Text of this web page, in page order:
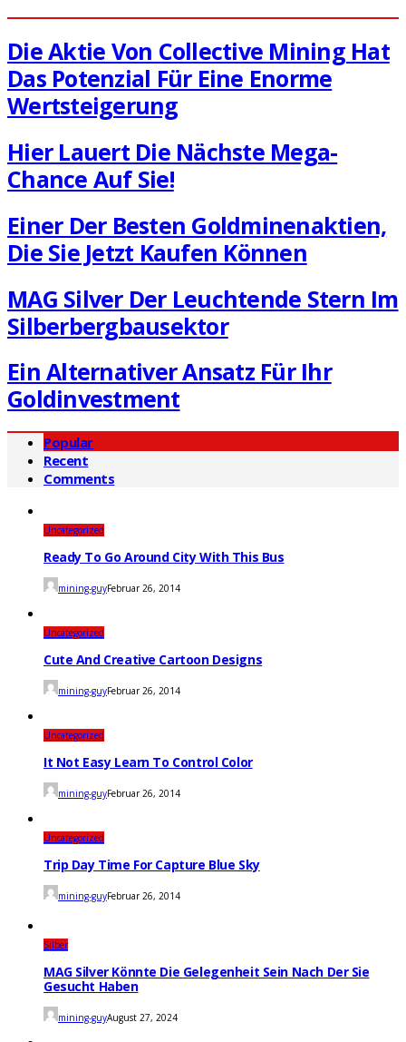
Die Aktie Von Collective Mining Hat
Das Potenzial Für Eine Enorme
Wertsteigerung
Hier Lauert Die Nächste Mega-
Chance Auf Sie!
Einer Der Besten Goldminenaktien,
Die Sie Jetzt Kaufen Können
MAG Silver Der Leuchtende Stern Im
Silberbergbausektor
Ein Alternativer Ansatz Für Ihr
Goldinvestment
Popular
Recent
Comments
Uncategorized
Ready To Go Around City With This Bus
mining-guyFebruar 26, 2014
Uncategorized
Cute And Creative Cartoon Designs
mining-guyFebruar 26, 2014
Uncategorized
It Not Easy Learn To Control Color
mining-guyFebruar 26, 2014
Uncategorized
Trip Day Time For Capture Blue Sky
mining-guyFebruar 26, 2014
Silber
MAG Silver Könnte Die Gelegenheit Sein Nach Der Sie
Gesucht Haben
mining-guyAugust 27, 2024